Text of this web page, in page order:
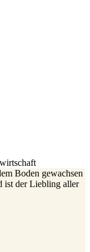
Boden gewachsen
ist der Liebling aller